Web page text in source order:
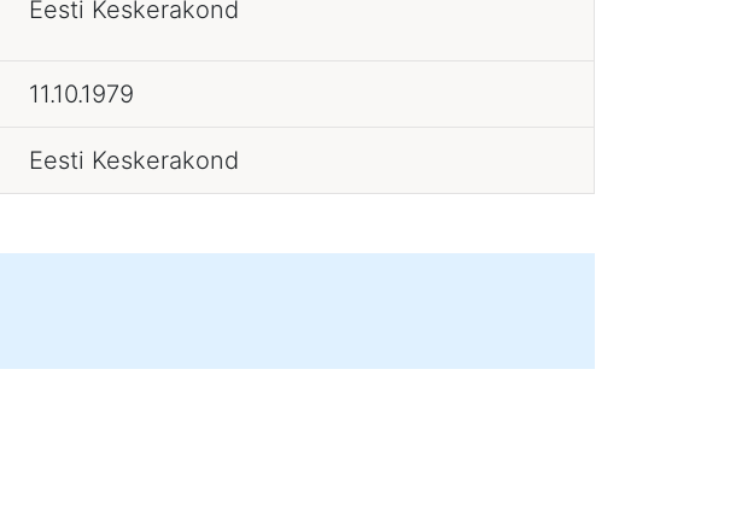
Eesti Keskerakond
11.10.1979
Eesti Keskerakond